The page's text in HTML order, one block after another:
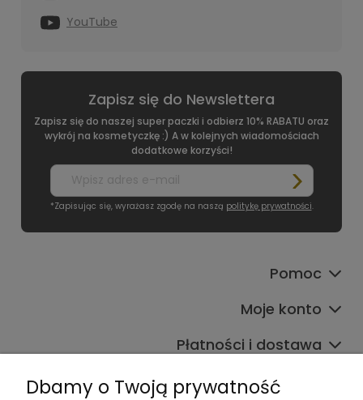
YouTube
Zapisz się do Newslettera
Zapisz się do naszej super paczki i odbierz 10% RABATU oraz
wykrój na kosmetyczkę :) A w kolejnych wiadomościach
dodatkowe korzyści!
*Zapisując się, wyrażasz zgodę na naszą politykę prywatności.
Pomoc
Moje konto
Płatności i dostawa
Informacje
Dbamy o Twoją prywatność